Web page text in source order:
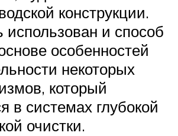
конструкции.
и способ
особенностей
некоторых
который
в системах глубокой
очистки.